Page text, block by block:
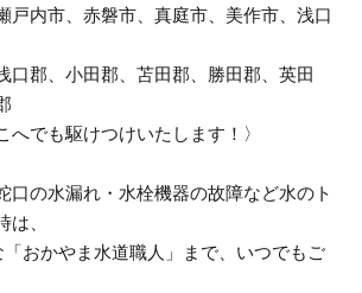
戸内市、赤磐市、真庭市、美作市、浅口
口郡、小田郡、苫田郡、勝田郡、英田
へでも駆けつけいたします！〉
口の水漏れ・水栓機器の故障など水のト
は、
おかやま水道職人」まで、いつでもご